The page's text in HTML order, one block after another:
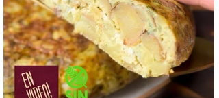
c/n, pimienta negra c/n, crema de leche
200 gr y la par